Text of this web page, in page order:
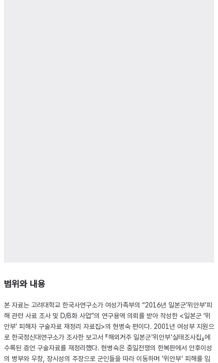
범위와 내용
본 자료는 고려대학교 한국사연구소가 여성가족부의 “2016년 일본군’위안부’피
해 관련 사료 조사 및 D/B화 사업”의 연구용역 의뢰를 받아 작성한 <일본군 ‘위
안부’ 피해자 구술자료 재정리 자료집>의 현병숙 편이다. 2001년 여성부 지원으
로 한국정신대연구소가 조사한 보고서 『해외거주 일본군'위안부'실태조사집』에
수록된 증언 구술자료를 재정리했다. 현병숙은 중일전쟁의 한복판에서 안후이성
의 병부와 우창, 장시성의 주장으로 군인들을 따라 이동하며 '위안부' 피해를 입